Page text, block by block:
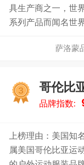
具生产商之一，世
系列产品而闻名世
性能和耐用性深受
萨洛蒙
哥伦比
品牌指数:
上榜理由：美国知
属美国哥伦比亚运